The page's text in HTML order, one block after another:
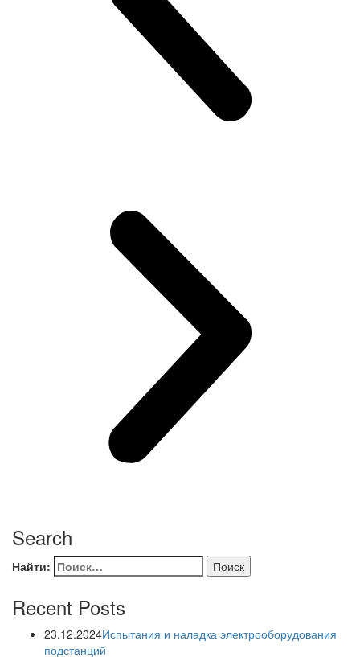
Search
Найти:
Recent Posts
23.12.2024Испытания и наладка электрооборудования
подстанций